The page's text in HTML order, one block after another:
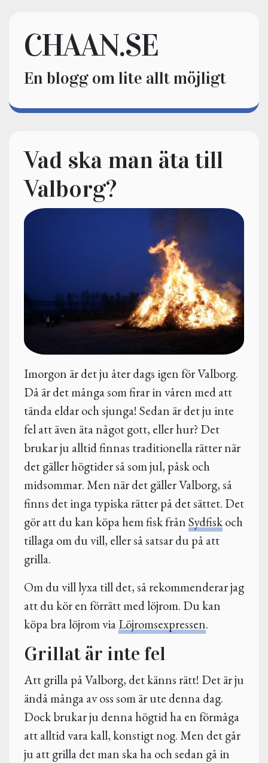
CHAAN.SE
En blogg om lite allt möjligt
Vad ska man äta till
Valborg?
Imorgon är det ju åter dags igen för Valborg.
Då är det många som firar in våren med att
tända eldar och sjunga! Sedan är det ju inte
fel att även äta något gott, eller hur? Det
brukar ju alltid finnas traditionella rätter när
det gäller högtider så som jul, påsk och
midsommar. Men när det gäller Valborg, så
finns det inga typiska rätter på det sättet. Det
gör att du kan köpa hem fisk frånSydfiskoch
tillaga om du vill, eller så satsar du på att
grilla.
Om du vill lyxa till det, så rekommenderar jag
att du kör en förrätt med löjrom. Du kan
köpa bra löjrom viaLöjromsexpressen.
Grillat är inte fel
Att grilla på Valborg, det känns rätt! Det är ju
ändå många av oss som är ute denna dag.
Dock brukar ju denna högtid ha en förmåga
att alltid vara kall, konstigt nog. Men det går
ju att grilla det man ska ha och sedan gå in